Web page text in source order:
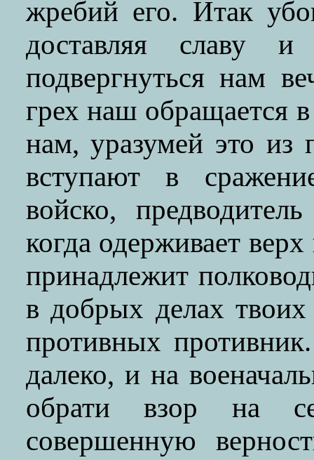
жребий его. Итак
доставляя славу и
подвергнуться нам
грех наш обращается
нам, уразумей это из
вступают в
войско,
когда одерживает
принадлежит
в добрых делах твоих
противных
далеко, и на
обрати взор на
совершенную